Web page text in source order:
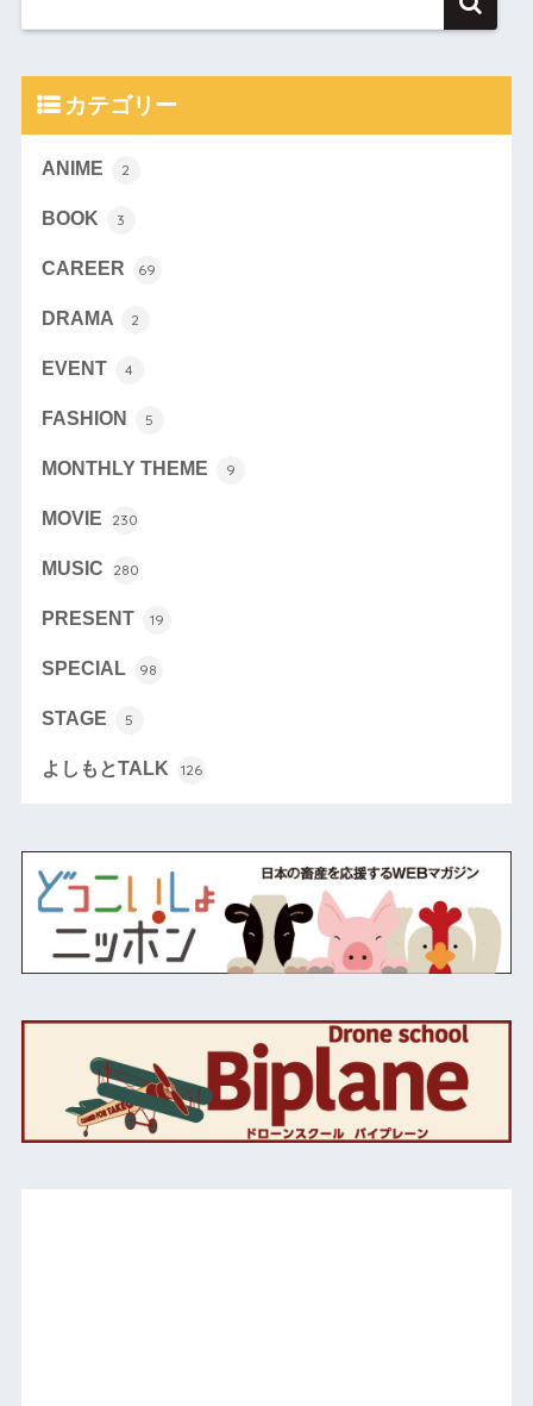
カテゴリー
ANIME 2
BOOK 3
CAREER 69
DRAMA 2
EVENT 4
FASHION 5
MONTHLY THEME 9
MOVIE 230
MUSIC 280
PRESENT 19
SPECIAL 98
STAGE 5
よしもとTALK 126